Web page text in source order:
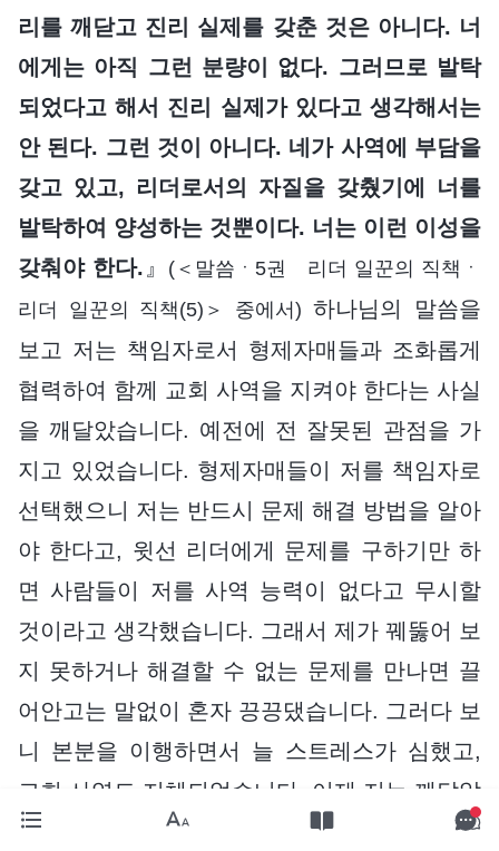
리를 깨닫고 진리 실제를 갖춘 것은 아니다. 너
에게는 아직 그런 분량이 없다. 그러므로 발탁
되었다고 해서 진리 실제가 있다고 생각해서는
안 된다. 그런 것이 아니다. 네가 사역에 부담을
갖고 있고, 리더로서의 자질을 갖췄기에 너를
발탁하여 양성하는 것뿐이다. 너는 이런 이성을
갖춰야 한다. 』
(＜말씀ㆍ5권 리더 일꾼의 직책ㆍ
리더 일꾼의 직책(5)＞ 중에서) 하나님의 말씀을
보고 저는 책임자로서 형제자매들과 조화롭게
협력하여 함께 교회 사역을 지켜야 한다는 사실
을 깨달았습니다. 예전에 전 잘못된 관점을 가
지고 있었습니다. 형제자매들이 저를 책임자로
선택했으니 저는 반드시 문제 해결 방법을 알아
야 한다고, 윗선 리더에게 문제를 구하기만 하
면 사람들이 저를 사역 능력이 없다고 무시할
것이라고 생각했습니다. 그래서 제가 꿰뚫어 보
지 못하거나 해결할 수 없는 문제를 만나면 끌
어안고는 말없이 혼자 끙끙댔습니다. 그러다 보
니 본분을 이행하면서 늘 스트레스가 심했고,
교회 사역도 지체되었습니다. 이제 저는 깨달았
습니다. 문제를 해결하고 교회 사역을 지키기